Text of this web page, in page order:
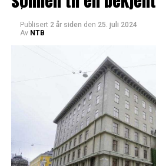
Publisert 2 år siden den 25. juli 2024
Av NTB